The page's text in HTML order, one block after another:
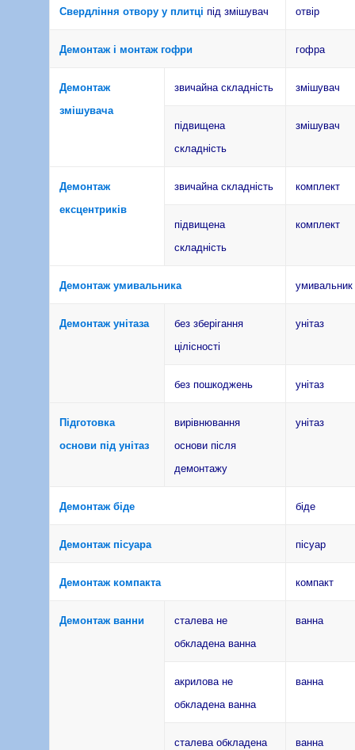
Свердління отвору у плитці під змішувач отвір
Демонтаж і монтаж гофри гофра
Демонтаж
змішувача
звичайна складність змішувач
підвищена
складність
змішувач
Демонтаж
ексцентриків
звичайна складність комплект
підвищена
складність
комплект
Демонтаж умивальника умивальник
Демонтаж унітаза
без зберігання
цілісності
унітаз
без пошкоджень унітаз
Підготовка
основи під унітаз
вирівнювання
основи після
демонтажу
унітаз
Демонтаж біде біде
Демонтаж пісуара пісуар
Демонтаж компакта компакт
Демонтаж ванни
сталева не
обкладена ванна
ванна
акрилова не
обкладена ванна
ванна
сталева обкладена
ванна